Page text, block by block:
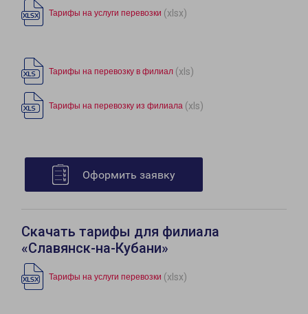
Тарифы на услуги перевозки (xlsx)
Тарифы на перевозку в филиал (xls)
Тарифы на перевозку из филиала (xls)
Оформить заявку
Скачать тарифы для филиала
«Славянск-на-Кубани»
Тарифы на услуги перевозки (xlsx)